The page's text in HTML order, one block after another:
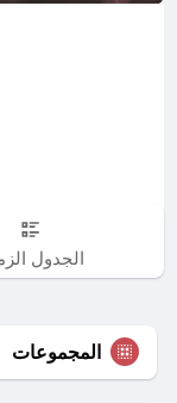
الجدول
المجموعات